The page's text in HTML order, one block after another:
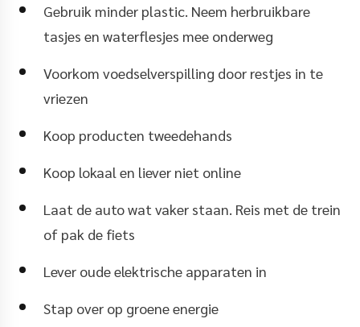
Gebruik minder plastic. Neem herbruikbare
tasjes en waterflesjes mee onderweg
Voorkom voedselverspilling door restjes in te
vriezen
Koop producten tweedehands
Koop lokaal en liever niet online
Laat de auto wat vaker staan. Reis met de trein
of pak de fiets
Lever oude elektrische apparaten in
Stap over op groene energie